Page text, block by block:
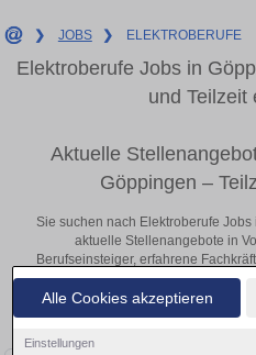
Alle Cookies akzeptieren
Einstellungen
❯ JOBS ❯ ELEKTROBERUFE
Elektroberufe Jobs in
und Teilzeit
Aktuelle
Göppingen –
Sie suchen nach Elektroberufe
aktuelle Stellenangebote in
Berufseinsteiger, erfahrene
Büro, vor Ort oder remote:
Region und bewerben Sie sich
Stellen in